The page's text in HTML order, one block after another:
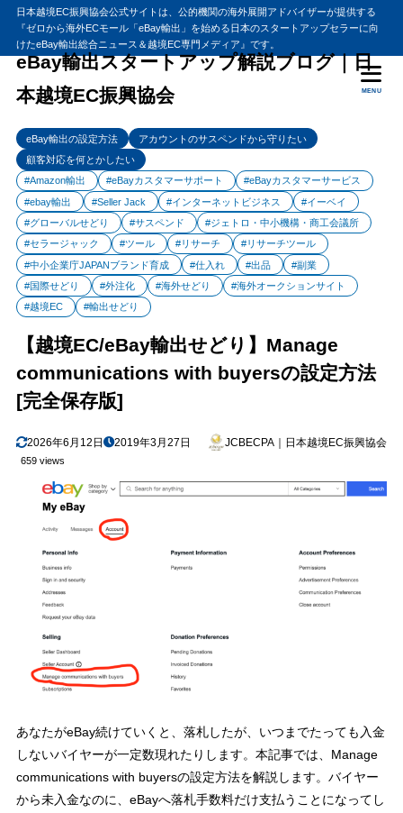
日本越境EC振興協会公式サイトは、公的機関の海外展開アドバイザーが提供する
『ゼロから海外ECモール「eBay輸出」を始める日本のスタートアップセラーに向
けたeBay輸出総合ニュース＆越境EC専門メディア』です。
eBay輸出スタートアップ解説ブログ｜日
本越境EC振興協会
MENU
eBay輸出の設定方法
アカウントのサスペンドから守りたい
顧客対応を何とかしたい
#Amazon輸出
#eBayカスタマーサポート
#eBayカスタマーサービス
#ebay輸出
#Seller Jack #インターネットビジネス
#イーベイ
#グローバルせどり
#サスペンド
#ジェトロ・中小機構・商工会議所
#セラージャック
#ツール #リサーチ
#リサーチツール
#中小企業庁JAPANブランド育成
#仕入れ #出品
#副業
#国際せどり
#外注化 #海外せどり
#海外オークションサイト
#越境EC
#輸出せどり
【越境EC/eBay輸出せどり】Manage
communications with buyersの設定方法
[完全保存版]
2026年6月12日 2019年3月27日 JCBECPA｜日本越境EC振興協会
659 views
あなたがeBay続けていくと、落札したが、いつまでたっても入金
しないバイヤーが一定数現れたりします。本記事では、Manage
communications with buyersの設定方法を解説します。バイヤー
から未入金なのに、eBayへ落札手数料だけ支払うことになってし
目次
1 【越境EC/eBay輸出せどり】Manage communications with
1.1 eBayバイヤーに督促メールを送ろう
1.2 eBayで受注後入金がない時の英文テンプレート
1.3 eBayバイヤーにメールを自動送信する設定方法
1.4 eBayバイヤーにメールを自動送信する設定手順
1.5 eBayから送られる自動メールの設定方法
2 まとめ